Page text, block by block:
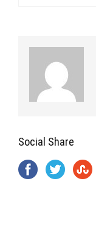
Social Share